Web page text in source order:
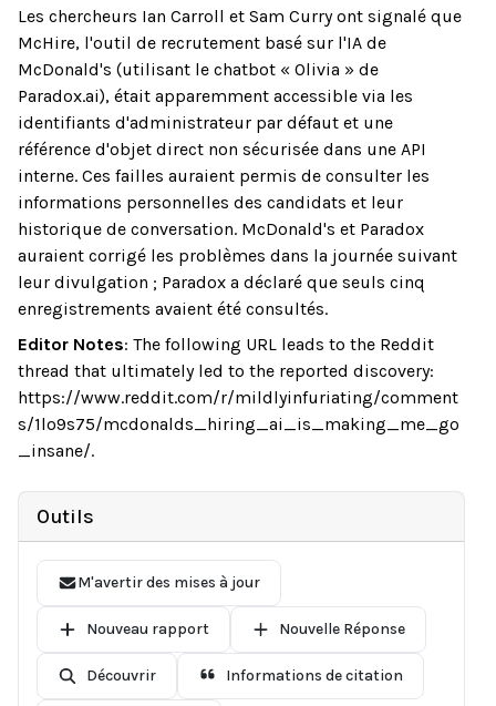
Les chercheurs Ian Carroll et Sam Curry ont signalé que
McHire, l'outil de recrutement basé sur l'IA de
McDonald's (utilisant le chatbot « Olivia » de
Paradox.ai), était apparemment accessible via les
identifiants d'administrateur par défaut et une
référence d'objet direct non sécurisée dans une API
interne. Ces failles auraient permis de consulter les
informations personnelles des candidats et leur
historique de conversation. McDonald's et Paradox
auraient corrigé les problèmes dans la journée suivant
leur divulgation ; Paradox a déclaré que seuls cinq
enregistrements avaient été consultés.
Editor Notes: The following URL leads to the Reddit
thread that ultimately led to the reported discovery:
https://www.reddit.com/r/mildlyinfuriating/comment
s/1lo9s75/mcdonalds_hiring_ai_is_making_me_go
_insane/.
Outils
M'avertir des mises à jour
Nouveau rapport Nouvelle Réponse
Découvrir Informations de citation